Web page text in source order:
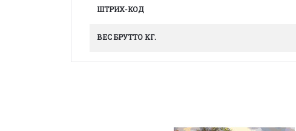
ШТРИХ-КОД
ВЕС БРУТТО КГ.